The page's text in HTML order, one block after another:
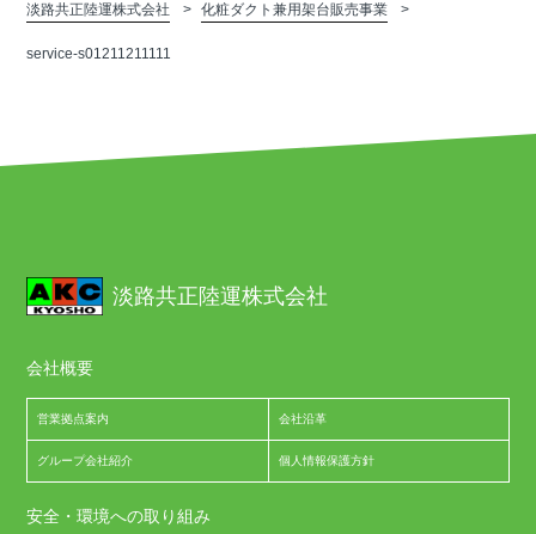
淡路共正陸運株式会社 化粧ダクト兼用架台販売事業
service-s01211211111
淡路共正陸運株式会社
会社概要
営業拠点案内 会社沿革
グループ会社紹介 個人情報保護方針
安全・環境への取り組み